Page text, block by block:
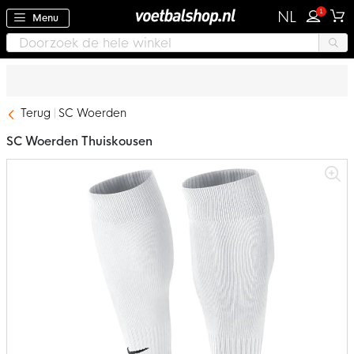
Menu NL 1
Terug SC Woerden
SC Woerden Thuiskousen